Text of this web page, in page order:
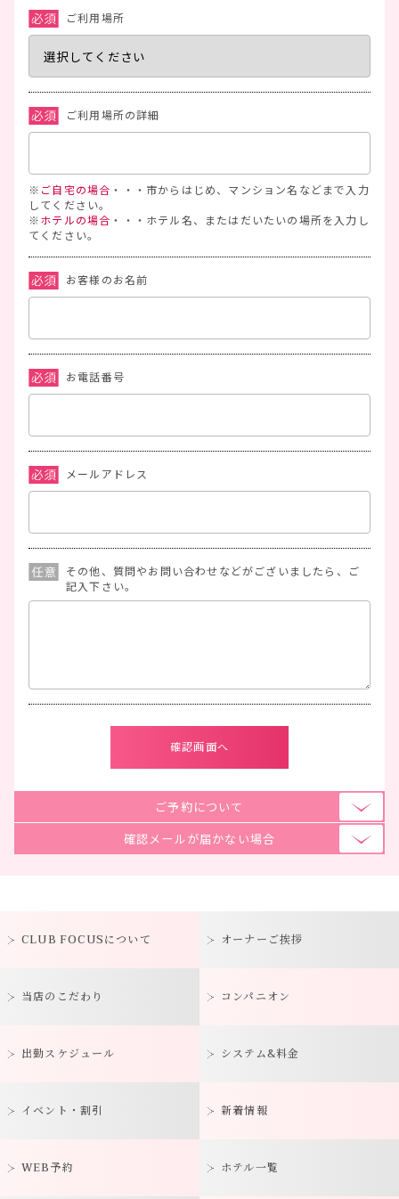
ご利用場所
ご利用場所の詳細
※ ご自宅の場合 ・・・市からはじめ、マンション名などまで入力
してください。
※ ホテルの場合 ・・・ホテル名、またはだいたいの場所を入力し
てください。
お客様のお名前
お電話番号
メールアドレス
その他、質問やお問い合わせなどがございましたら、ご
記入下さい。
ご予約について
確認メールが届かない場合
CLUB FOCUSについて オーナーご挨拶
当店のこだわり コンパニオン
出勤スケジュール システム&料金
イベント・割引 新着情報
WEB予約 ホテル一覧